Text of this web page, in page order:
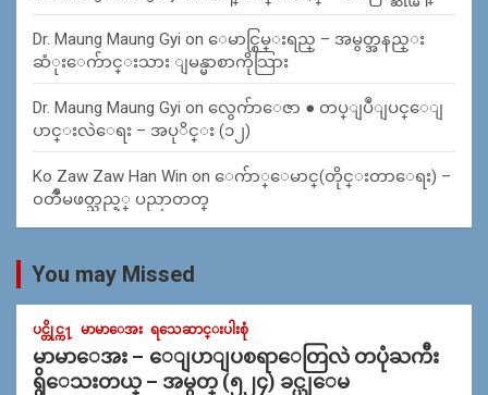
Dr. Maung Maung Gyi on ေမာင္စြမ္းရည္ – အမွတ္အနည္း
ဆံုးေက်ာင္းသား ျမန္မာစာကိုသြား
Dr. Maung Maung Gyi on လွေက်ာေဇာ ● တပ္ျပဳျပင္ေျ
ပာင္းလဲေရး – အပုိင္း (၁၂)
Ko Zaw Zaw Han Win on ေက်ာ္ေမာင္(တိုင္းတာေရး) –
၀တၳဳမဖတ္သည့္ ပညာတတ္
You may Missed
ပင္တိုင္က႑ မာမာေအး ရသေဆာင္းပါးစုံ
မာမာေအး – ေျပာျပစရာေတြလဲ တပုံႀကီး
ရွိေသးတယ္ – အမွတ္ (၅၂၄) ခင္ယုေမ